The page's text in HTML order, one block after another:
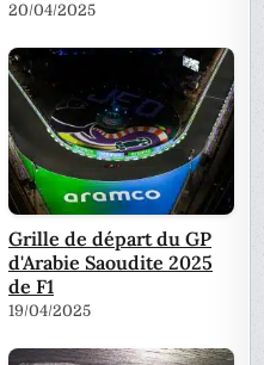
20/04/2025
Grille de départ du GP
d'Arabie Saoudite 2025
de F1
19/04/2025